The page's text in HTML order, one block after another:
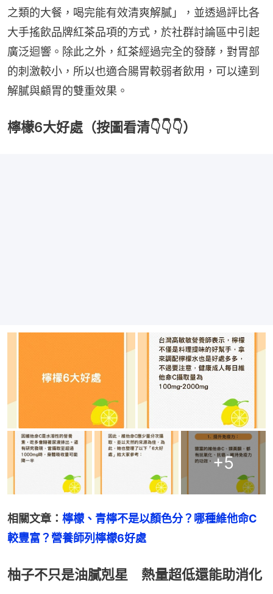
之類的大餐，喝完能有效清爽解膩」，並透過評比各
大手搖飲品牌紅茶品項的方式，於社群討論區中引起
廣泛迴響。除此之外，紅茶經過完全的發酵，對胃部
的刺激較小，所以也適合腸胃較弱者飲用，可以達到
解膩與顧胃的雙重效果。
檸檬6大好處（按圖看清👇👇👇）
+5
相關文章： 檸檬、青檸不是以顏色分？哪種維他命C
較豐富？營養師列檸檬6好處
柚子不只是油膩剋星 熱量超低還能助消化